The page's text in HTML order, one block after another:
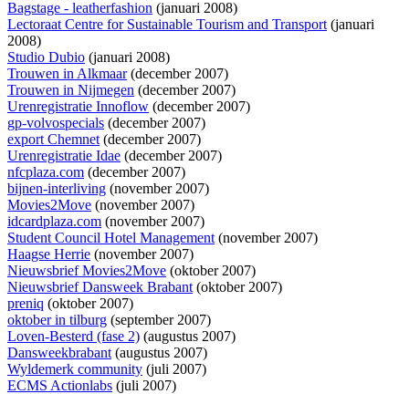
Bagstage - leatherfashion (januari 2008)
Lectoraat Centre for Sustainable Tourism and Transport(januari
2008)
Studio Dubio (januari 2008)
Trouwen in Alkmaar(december 2007)
Trouwen in Nijmegen (december 2007)
Urenregistratie Innoflow (december 2007)
gp-volvospecials (december 2007)
export Chemnet(december 2007)
Urenregistratie Idae (december 2007)
nfcplaza.com (december 2007)
bijnen-interliving (november 2007)
Movies2Move (november 2007)
idcardplaza.com (november 2007)
Student Council Hotel Management(november 2007)
Haagse Herrie (november 2007)
Nieuwsbrief Movies2Move (oktober 2007)
Nieuwsbrief Dansweek Brabant(oktober 2007)
preniq (oktober 2007)
oktober in tilburg (september 2007)
Loven-Besterd (fase 2) (augustus 2007)
Dansweekbrabant(augustus 2007)
Wyldemerk community (juli 2007)
ECMS Actionlabs (juli 2007)